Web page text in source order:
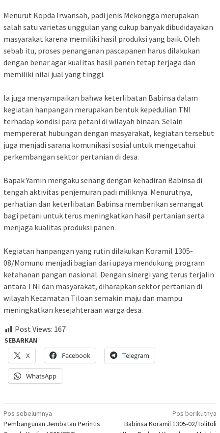
Menurut Kopda Irwansah, padi jenis Mekongga merupakan
salah satu varietas unggulan yang cukup banyak dibudidayakan
masyarakat karena memiliki hasil produksi yang baik. Oleh
sebab itu, proses penanganan pascapanen harus dilakukan
dengan benar agar kualitas hasil panen tetap terjaga dan
memiliki nilai jual yang tinggi.
Ia juga menyampaikan bahwa keterlibatan Babinsa dalam
kegiatan hanpangan merupakan bentuk kepedulian TNI
terhadap kondisi para petani di wilayah binaan. Selain
mempererat hubungan dengan masyarakat, kegiatan tersebut
juga menjadi sarana komunikasi sosial untuk mengetahui
perkembangan sektor pertanian di desa.
Bapak Yamin mengaku senang dengan kehadiran Babinsa di
tengah aktivitas penjemuran padi miliknya. Menurutnya,
perhatian dan keterlibatan Babinsa memberikan semangat
bagi petani untuk terus meningkatkan hasil pertanian serta
menjaga kualitas produksi panen.
Kegiatan hanpangan yang rutin dilakukan Koramil 1305-
08/Momunu menjadi bagian dari upaya mendukung program
ketahanan pangan nasional. Dengan sinergi yang terus terjalin
antara TNI dan masyarakat, diharapkan sektor pertanian di
wilayah Kecamatan Tiloan semakin maju dan mampu
meningkatkan kesejahteraan warga desa.
Post Views: 167
SEBARKAN
X
Facebook Telegram
WhatsApp
Navigasi
pos
Pos sebelumnya
Pembangunan Jembatan Perintis
Pos berikutnya
Babinsa Koramil 1305-02/Tolitoli